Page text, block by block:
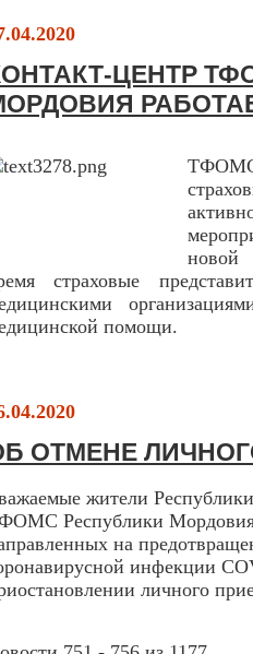
ЦЕНТР
новой
страховые
помощи.
ОТМЕНЕ
жители
Республики Мордовия
на
инфекции
личного